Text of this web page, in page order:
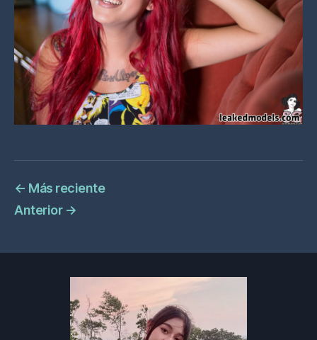
← Más reciente
Anterior →